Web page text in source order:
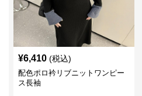
¥6,410 (税込)
配色ポロ衿リブニットワンピー
ス長袖